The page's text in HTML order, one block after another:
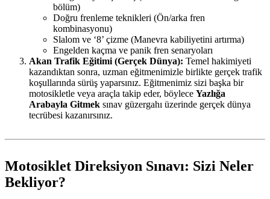
bölüm)
Doğru frenleme teknikleri (Ön/arka fren
kombinasyonu)
Slalom ve ‘8’ çizme (Manevra kabiliyetini artırma)
Engelden kaçma ve panik fren senaryoları
Akan Trafik Eğitimi (Gerçek Dünya): Temel hakimiyeti
kazandıktan sonra, uzman eğitmenimizle birlikte gerçek trafik
koşullarında sürüş yaparsınız. Eğitmenimiz sizi başka bir
motosikletle veya araçla takip eder, böylece Yazlığa
Arabayla Gitmek sınav güzergahı üzerinde gerçek dünya
tecrübesi kazanırsınız.
Motosiklet Direksiyon Sınavı: Sizi Neler
Bekliyor?